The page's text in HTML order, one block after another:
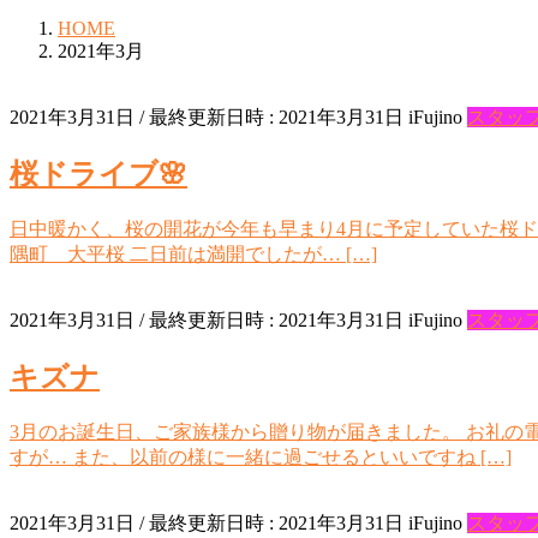
HOME
2021年3月
2021年3月31日 / 最終更新日時 : 2021年3月31日 iFujino スタッ
桜ドライブ🌸
日中暖かく、桜の開花が今年も早まり4月に予定していた桜
隅町 大平桜 二日前は満開でしたが… […]
2021年3月31日 / 最終更新日時 : 2021年3月31日 iFujino スタッ
キズナ
3月のお誕生日、ご家族様から贈り物が届きました。 お礼
すが… また、以前の様に一緒に過ごせるといいですね […]
2021年3月31日 / 最終更新日時 : 2021年3月31日 iFujino スタッ